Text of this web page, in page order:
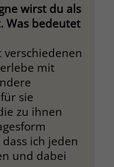
wirst du als
Was bedeutet
verschiedenen
mit
sie
zu ihnen
ich jeden
und dabei